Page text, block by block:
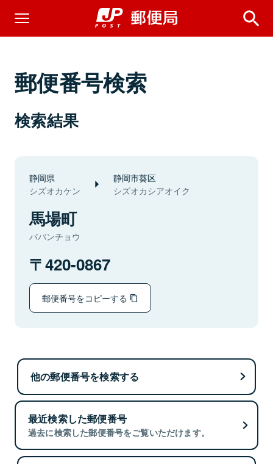
郵便番号検索
検索結果
静岡県
シズオカケン
静岡市葵区
シズオカシアオイク
馬場町
ババンチョウ
420-0867
郵便番号をコピーする
他の郵便番号を検索する
最近検索した郵便番号
過去に検索した郵便番号をご覧いただけます。